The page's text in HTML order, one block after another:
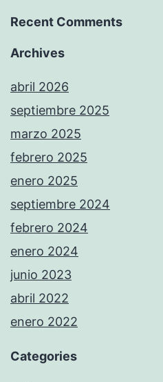
Recent Comments
Archives
abril 2026
septiembre 2025
marzo 2025
febrero 2025
enero 2025
septiembre 2024
febrero 2024
enero 2024
junio 2023
abril 2022
enero 2022
Categories